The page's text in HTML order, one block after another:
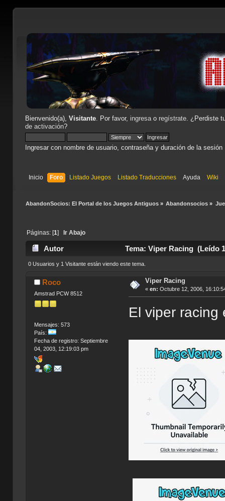
Bienvenido(a), Visitante. Por favor, ingresao regístrate. ¿Perdiste
de activación?
Ingresar con nombre de usuario, contraseña y duración de la sesión
Inicio Foro Listado Juegos Listado Traducciones Ayuda Wiki
AbandonSocios: El Portal de los Juegos Antiguos» Abandonsocios »
Páginas: [1] Ir Abajo
Autor Tema: Viper Racing (Leído
0 Usuarios y 1 Visitante están viendo este tema.
Roco
Amstrad PCW 8512
Mensajes: 573
País:
Fecha de registro: Septiembre
04, 2003, 12:19:03 pm
Viper Racing
« en: Octubre 12, 2006,
El viper racing